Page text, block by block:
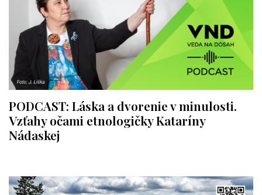
PODCAST: Láska a dvorenie v minulosti.
Vzťahy očami etnologičky Kataríny
Nádaskej